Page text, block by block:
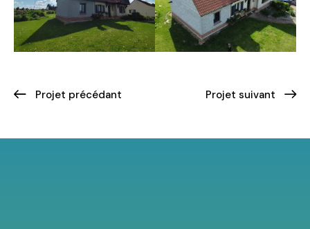
Projet précédant Projet suivant